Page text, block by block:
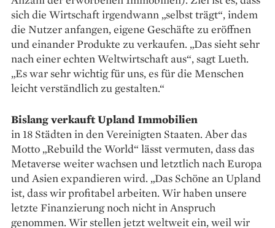
sich die Wirtschaft irgendwann „selbst trägt“, indem
die Nutzer anfangen, eigene Geschäfte zu eröffnen
und einander Produkte zu verkaufen. „Das sieht sehr
nach einer echten Weltwirtschaft aus“, sagt Lueth.
„Es war sehr wichtig für uns, es für die Menschen
leicht verständlich zu gestalten.“
Bislang verkauft Upland Immobilien
in 18 Städten in den Vereinigten Staaten. Aber das
Motto „Rebuild the World“ lässt vermuten, dass das
Metaverse weiter wachsen und letztlich nach Europa
und Asien expandieren wird. „Das Schöne an Upland
ist, dass wir profitabel arbeiten. Wir haben unsere
letzte Finanzierung noch nicht in Anspruch
genommen. Wir stellen jetzt weltweit ein, weil wir